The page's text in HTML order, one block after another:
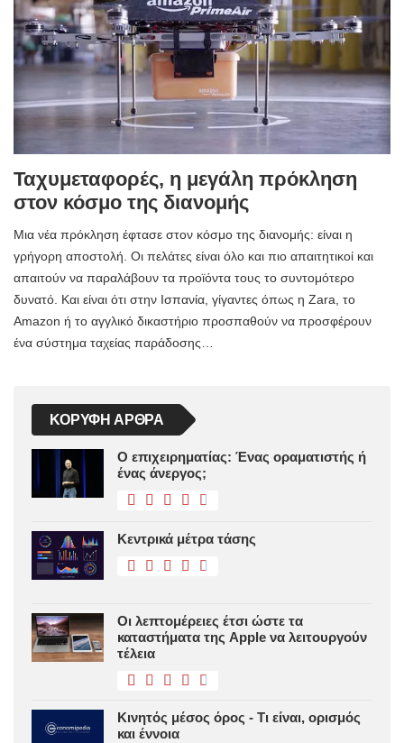
Ταχυμεταφορές, η μεγάλη πρόκληση
στον κόσμο της διανομής
Μια νέα πρόκληση έφτασε στον κόσμο της διανομής: είναι η
γρήγορη αποστολή. Οι πελάτες είναι όλο και πιο απαιτητικοί και
απαιτούν να παραλάβουν τα προϊόντα τους το συντομότερο
δυνατό. Και είναι ότι στην Ισπανία, γίγαντες όπως η Zara, το
Amazon ή το αγγλικό δικαστήριο προσπαθούν να προσφέρουν
ένα σύστημα ταχείας παράδοσης…
ΚΟΡΥΦΉ ΆΡΘΡΑ
Ο επιχειρηματίας: Ένας οραματιστής ή
ένας άνεργος;
Κεντρικά μέτρα τάσης
Οι λεπτομέρειες έτσι ώστε τα
καταστήματα της Apple να λειτουργούν
τέλεια
Κινητός μέσος όρος - Τι είναι, ορισμός
και έννοια